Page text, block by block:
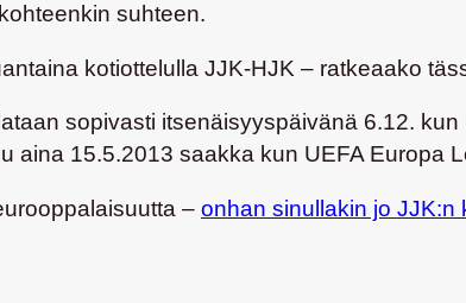
suhteen.
kotiottelulla JJK-HJK – ratkeaako
sopivasti itsenäisyyspäivänä 6.12.
aina 15.5.2013 saakka kun UEFA Europa
– onhan sinullakin jo JJK:n